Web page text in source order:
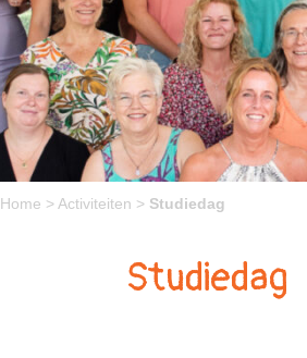
Home > Activiteiten > Studiedag
Studiedag